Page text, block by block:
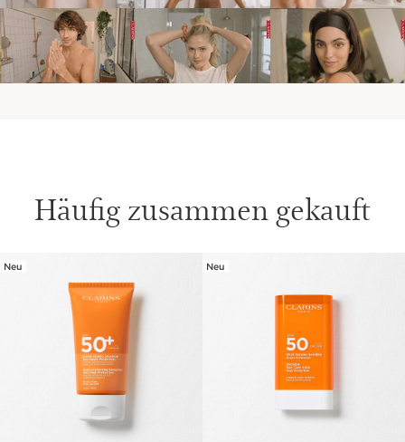
Häufig zusammen gekauft
Neu Neu